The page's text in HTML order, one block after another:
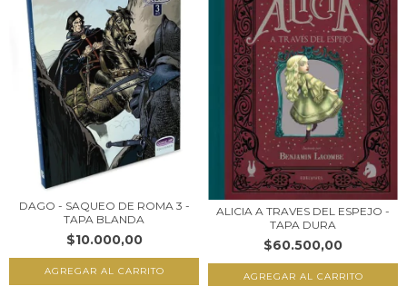
DAGO - SAQUEO DE ROMA 3 -
TAPA BLANDA
$10.000,00
ALICIA A TRAVES DEL ESPEJO -
TAPA DURA
$60.500,00